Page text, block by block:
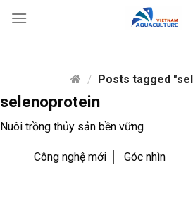
/ Posts tagged
selenoprotein
Nuôi trồng thủy sản bền vững
Công nghệ mới Góc nhìn